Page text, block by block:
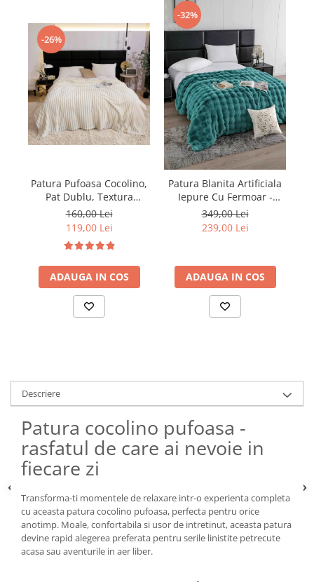
-26%
Patura Pufoasa Cocolino,
Pat Dublu, Textura
Reiata, Crem
160,00 Lei
119,00 Lei
ADAUGA IN COS
-32%
Patura Blanita Artificiala
Iepure Cu Fermoar -
Turcoaz
349,00 Lei
239,00 Lei
ADAUGA IN COS
Descriere
Patura cocolino pufoasa -
rasfatul de care ai nevoie in
fiecare zi
Transforma-ti momentele de relaxare intr-o experienta completa
cu aceasta patura cocolino pufoasa, perfecta pentru orice
anotimp. Moale, confortabila si usor de intretinut, aceasta patura
devine rapid alegerea preferata pentru serile linistite petrecute
acasa sau aventurile in aer liber.